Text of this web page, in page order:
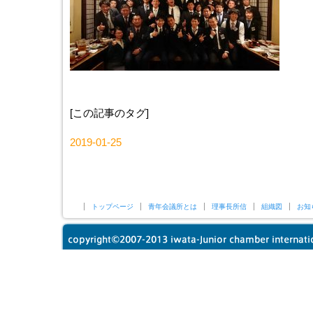
[この記事のタグ]
2019-01-25
トップページ 青年会議所とは 理事長所信 組織図 お知